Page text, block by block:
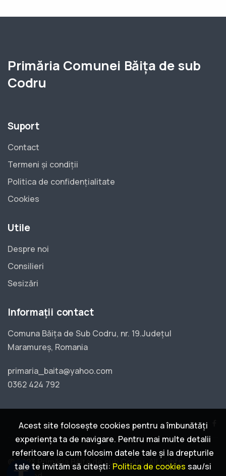
Primăria Comunei Băița de sub
Codru
Suport
Contact
Termeni și condiții
Politica de confidențialitate
Cookies
Utile
Despre noi
Consilieri
Sesizări
Informații contact
Comuna Băița de Sub Codru, nr. 19.Județul
Maramureș, Romania
primaria_baita@yahoo.com
0362 424 792
© 2023 Primăria Băița de sub Codru. All rights
Acest site folosește cookies pentru a îmbunătăți
experiența ta de navigare. Pentru mai multe detalii
referitoare la cum folosim datele tale și la drepturile
tale te invităm să citești: Politica de cookies sau/si